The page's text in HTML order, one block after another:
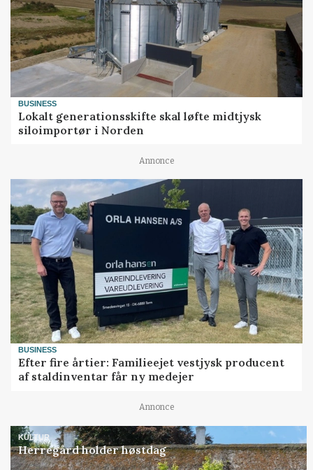
BUSINESS
Lokalt generationsskifte skal løfte midtjysk
siloimportør i Norden
Annonce
BUSINESS
Efter fire årtier: Familieejet vestjysk producent
af staldinventar får ny medejer
Annonce
KULTUR
Herregård holder høstdag